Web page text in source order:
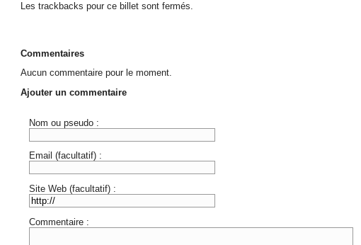
Les trackbacks pour ce billet sont fermés.
Commentaires
Aucun commentaire pour le moment.
Ajouter un commentaire
Nom ou pseudo :
Email (facultatif) :
Site Web (facultatif) :
Commentaire :